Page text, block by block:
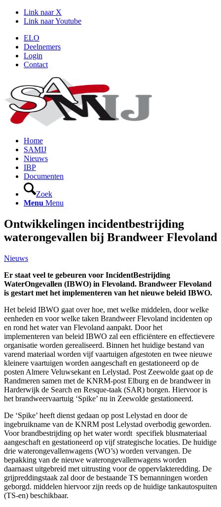
Link naar X
Link naar Youtube
ELO
Deelnemers
Login
Contact
Home
SAMIJ
Nieuws
IBP
Documenten
Zoek
Menu Menu
Ontwikkelingen incidentbestrijding
waterongevallen bij Brandweer Flevoland
Nieuws
Er staat veel te gebeuren voor IncidentBestrijding
WaterOngevallen (IBWO) in Flevoland. Brandweer Flevoland
is gestart met het implementeren van het nieuwe beleid IBWO.
Het beleid IBWO gaat over hoe, met welke middelen, door welke
eenheden en voor welke taken Brandweer Flevoland incidenten op
en rond het water van Flevoland aanpakt. Door het
implementeren van beleid IBWO zal een efficiëntere en effectievere
organisatie worden gerealiseerd. Binnen het huidige bestand van
varend materiaal worden vijf vaartuigen afgestoten en twee nieuwe
kleinere vaartuigen worden aangeschaft en gestationeerd op de
posten Almere Veluwsekant en Lelystad. Post Zeewolde gaat op de
Randmeren samen met de KNRM-post Elburg en de brandweer in
Harderwijk de Search en Resque-taak (SAR) borgen. Hiervoor is
het brandweervaartuig ‘Spike’ nu in Zeewolde gestationeerd.
De ‘Spike’ heeft dienst gedaan op post Lelystad en door de
ingebruikname van de KNRM post Lelystad overbodig geworden.
Voor brandbestrijding op het water wordt specifiek blusmateriaal
aangeschaft en gestationeerd op vijf strategische locaties. De huidige
drie waterongevallenwagens (WO’s) worden vervangen. De
bepakking van de nieuwe waterongevallenwagens worden
daarnaast uitgebreid met uitrusting voor de oppervlakteredding. De
grijpreddingstaak zal door de bestaande TS bemanningen worden
geborgd. middelen hiervoor zijn reeds op de huidige tankautospuiten
(TS-en) beschikbaar.